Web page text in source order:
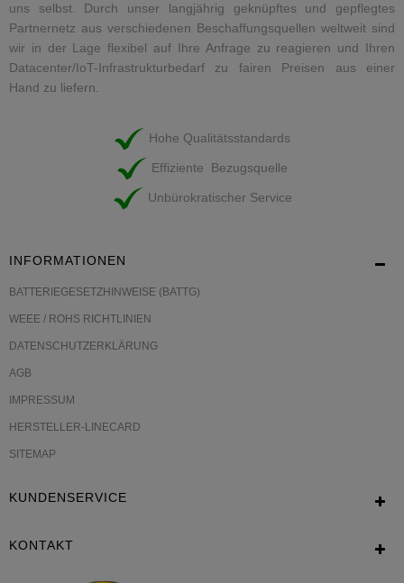
uns selbst. Durch unser langjährig geknüpftes und gepflegtes
Partnernetz aus verschiedenen Beschaffungsquellen weltweit sind
wir in der Lage flexibel auf Ihre Anfrage zu reagieren und Ihren
Datacenter/IoT-Infrastrukturbedarf zu fairen Preisen aus einer
Hand zu liefern.
Hohe Qualitätsstandards
Effiziente Bezugsquelle
Unbürokratischer Service
INFORMATIONEN
BATTERIEGESETZHINWEISE (BATTG)
WEEE / ROHS RICHTLINIEN
DATENSCHUTZERKLÄRUNG
AGB
IMPRESSUM
HERSTELLER-LINECARD
SITEMAP
KUNDENSERVICE
KONTAKT